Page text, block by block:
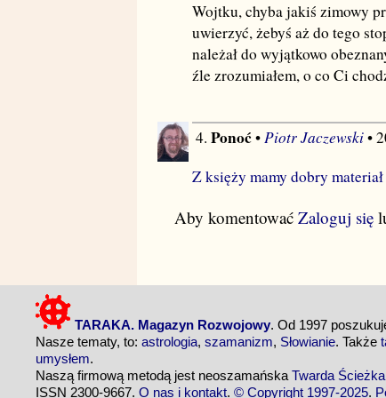
Wojtku, chyba jakiś zimowy
uwierzyć, żebyś aż do tego
należał do wyjątkowo
źle zrozumiałem, o co Ci
4. Ponoć•Piotr Jaczewski•
Z księży mamy dobry
Aby komentować Zaloguj się
TARAKA. Magazyn Rozwojowy. Od 1997
Nasze tematy, to: astrologia, szamanizm, Słowianie. Także
umysłem.
Naszą firmową metodą jest neoszamańska Twarda Ścieżka
ISSN 2300-9667. O nas i kontakt. © Copyright 1997-2025.